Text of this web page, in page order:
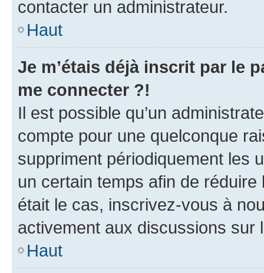
contacter un administrateur.
Haut
Je m’étais déjà inscrit par le
me connecter ?!
Il est possible qu’un
compte pour une quelconque
suppriment périodiquement les
un certain temps afin de
était le cas, inscrivez-vous à
activement aux discussions sur
Haut